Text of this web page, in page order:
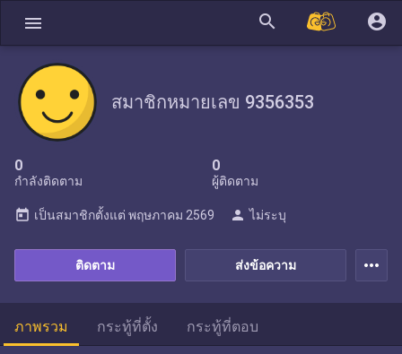
menu search account_circle
สมาชิกหมายเลข 9356353
0
กำลังติดตาม
0
ผู้ติดตาม
ส่งข้อความ
ติดตาม
today เป็นสมาชิกตั้งแต่ พฤษภาคม 2569 person ไม่ระบุ
more_horiz
ภาพรวม กระทู้ที่ตั้ง กระทู้ที่ตอบ